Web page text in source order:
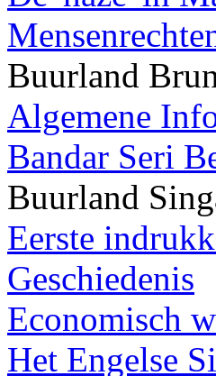
Buurland
Algemene
Bandar Seri
Buurland
Eerste
Geschiedenis
Economisch
Het Engelse